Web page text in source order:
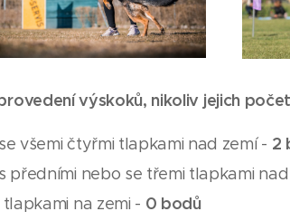
výskoků, nikoliv jejich
všemi čtyřmi tlapkami nad zemí - 2
nebo se třemi tlapkami nad
na zemi - 0 bodů